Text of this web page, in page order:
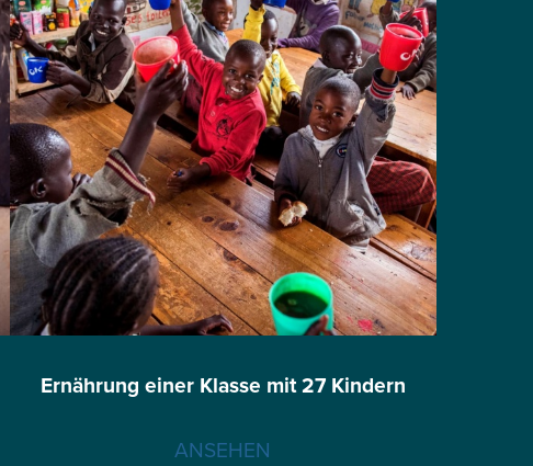
Ernährung einer Klasse mit 27 Kindern
ANSEHEN